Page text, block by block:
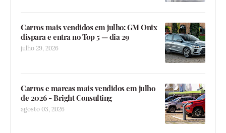
Carros mais vendidos em julho: GM Onix
dispara e entra no Top 5 — dia 29
julho 29, 2026
Carros e marcas mais vendidos em julho
de 2026 - Bright Consulting
agosto 03, 2026